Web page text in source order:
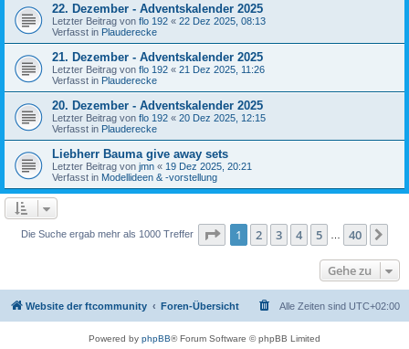
22. Dezember - Adventskalender 2025
Letzter Beitrag von flo 192 « 22 Dez 2025, 08:13
Verfasst in Plauderecke
21. Dezember - Adventskalender 2025
Letzter Beitrag von flo 192 « 21 Dez 2025, 11:26
Verfasst in Plauderecke
20. Dezember - Adventskalender 2025
Letzter Beitrag von flo 192 « 20 Dez 2025, 12:15
Verfasst in Plauderecke
Liebherr Bauma give away sets
Letzter Beitrag von jmn « 19 Dez 2025, 20:21
Verfasst in Modellideen & -vorstellung
Die Suche ergab mehr als 1000 Treffer Seite 1von 40
1 2 3 4 5 40
Gehe zu
Website der ftcommunity Foren-Übersicht Alle Zeiten sind UTC+02:00
Powered by phpBB® Forum Software © phpBB Limited